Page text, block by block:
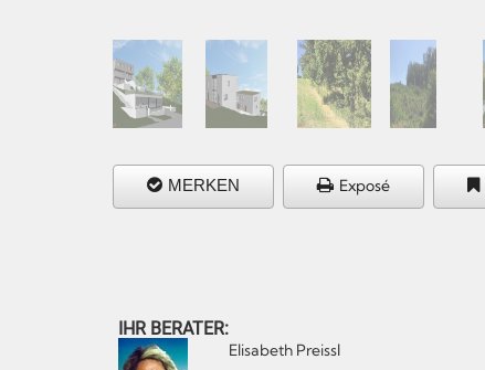
MERKEN Exposé
IHR BERATER:
Elisabeth Preissl